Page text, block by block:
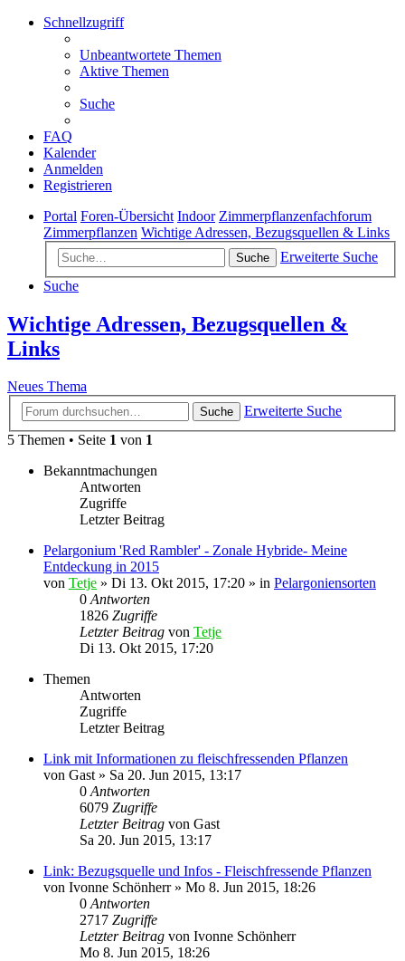
Schnellzugriff
Unbeantwortete Themen
Aktive Themen
Suche
FAQ
Kalender
Anmelden
Registrieren
Portal Foren-Übersicht Indoor Zimmerpflanzenfachforum
Zimmerpflanzen Wichtige Adressen, Bezugsquellen & Links
Suche
Erweiterte Suche
Suche
Wichtige Adressen, Bezugsquellen &
Links
Neues Thema
Suche
Erweiterte Suche
5 Themen • Seite 1 von 1
Bekanntmachungen
Antworten
Zugriffe
Letzter Beitrag
Pelargonium 'Red Rambler' - Zonale Hybride- Meine
Entdeckung in 2015
von Tetje » Di 13. Okt 2015, 17:20 » in Pelargoniensorten
0 Antworten
1826 Zugriffe
Letzter Beitrag von Tetje
Di 13. Okt 2015, 17:20
Themen
Antworten
Zugriffe
Letzter Beitrag
Link mit Informationen zu fleischfressenden Pflanzen
von Gast » Sa 20. Jun 2015, 13:17
0 Antworten
6079 Zugriffe
Letzter Beitrag von Gast
Sa 20. Jun 2015, 13:17
Link: Bezugsquelle und Infos - Fleischfressende Pflanzen
von Ivonne Schönherr» Mo 8. Jun 2015, 18:26
0 Antworten
2717 Zugriffe
Letzter Beitrag von Ivonne Schönherr
Mo 8. Jun 2015, 18:26